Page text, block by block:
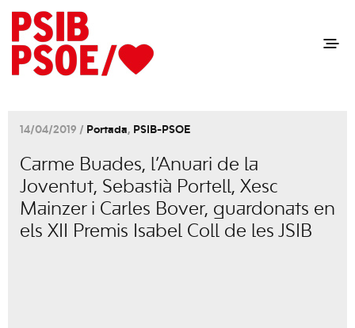
14/04/2019 / Portada, PSIB-PSOE
Carme Buades, l’Anuari de la
Joventut, Sebastià Portell, Xesc
Mainzer i Carles Bover, guardonats en
els XII Premis Isabel Coll de les JSIB